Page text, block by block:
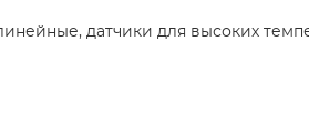
датчики для высоких